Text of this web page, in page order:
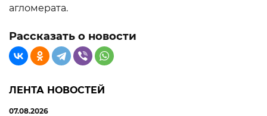
агломерата.
Рассказать о новости
ЛЕНТА НОВОСТЕЙ
07.08.2026